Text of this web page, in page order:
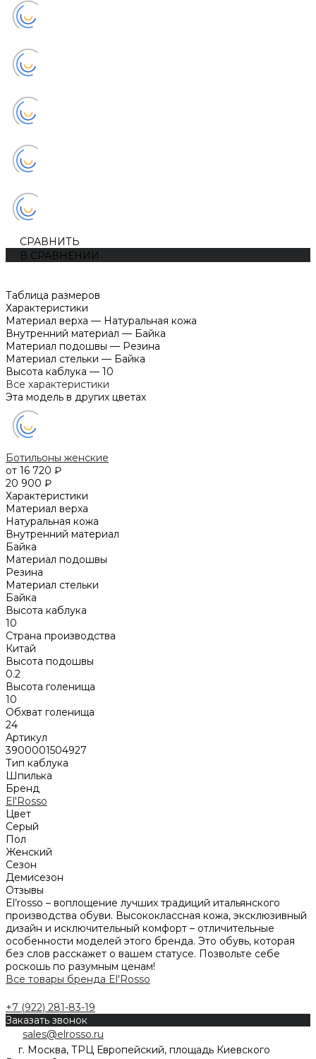
СРАВНИТЬ
В СРАВНЕНИИ
Таблица размеров
Характеристики
Материал верха — Натуральная кожа
Внутренний материал — Байка
Материал подошвы — Резина
Материал стельки — Байка
Высота каблука — 10
Все характеристики
Эта модель в других цветах
Ботильоны женские
от 16 720 ₽
20 900 ₽
Характеристики
Материал верха
Натуральная кожа
Внутренний материал
Байка
Материал подошвы
Резина
Материал стельки
Байка
Высота каблука
10
Страна производства
Китай
Высота подошвы
0.2
Высота голенища
10
Обхват голенища
24
Артикул
3900001504927
Тип каблука
Шпилька
Бренд
El'Rosso
Цвет
Серый
Пол
Женский
Сезон
Демисезон
Отзывы
El’rosso – воплощение лучших традиций итальянского
производства обуви. Высококлассная кожа, эксклюзивный
дизайн и исключительный комфорт – отличительные
особенности моделей этого бренда. Это обувь, которая
без слов расскажет о вашем статусе. Позвольте себе
роскошь по разумным ценам!
Все товары бренда El'Rosso
+7 (922) 281-83-19
Заказать звонок
sales@elrosso.ru
г. Москва, ТРЦ Европейский, площадь Киевского